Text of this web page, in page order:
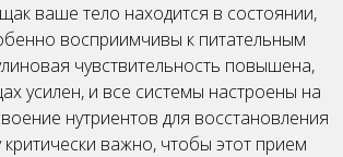
ваше тело находится в состоянии,
восприимчивы к питательным
чувствительность повышена,
усилен, и все системы настроены на
нутриентов для восстановления
важно, чтобы этот прием